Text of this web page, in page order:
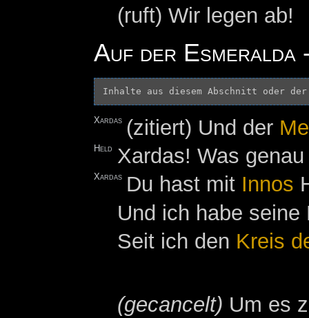
(ruft) Wir legen ab!
Auf der Esmeralda
Inhalte aus diesem Abschnitt oder
Xardas (zitiert) Und der
Held Xardas! Was
Xardas Du hast mit Innos
Und ich habe
Seit ich den Kreis
(gecancelt) Um es